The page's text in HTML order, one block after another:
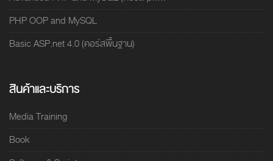
PHP OOP and MySQL
Basic ASP.net 4.0 (คอร์สพื้นฐาน)
สินค้าและบริการ
Media Training
Book